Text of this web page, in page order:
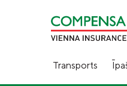
Transports